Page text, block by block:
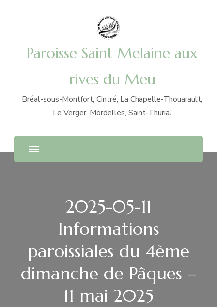
Paroisse Saint Melaine aux
rives du Meu
Bréal-sous-Montfort, Cintré, La Chapelle-Thouarault,
Le Verger, Mordelles, Saint-Thurial
2025-05-11
Informations
paroissiales du 4ème
dimanche de Pâques –
11 mai 2025